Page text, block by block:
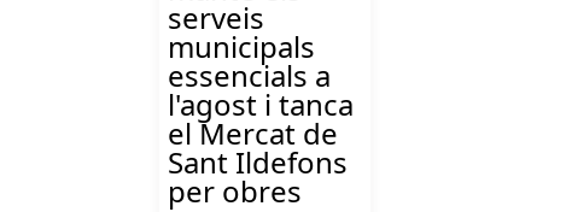
serveis
municipals
essencials a
l'agost i tanca
el Mercat de
Sant Ildefons
per obres